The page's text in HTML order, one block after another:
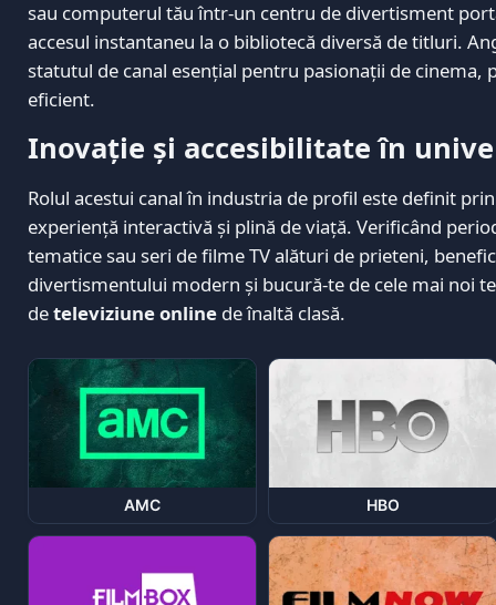
sau computerul tău într-un centru de divertisment
accesul instantaneu la o bibliotecă diversă de titluri.
statutul de canal esențial pentru pasionații de
eficient.
Inovație și accesibilitate în
Rolul acestui canal în industria de profil este definit
experiență interactivă și plină de viață. Verificând
tematice sau seri de filme TV alături de prieteni,
divertismentului modern și bucură-te de cele mai noi
deteleviziune online de înaltă clasă.
AMC HBO